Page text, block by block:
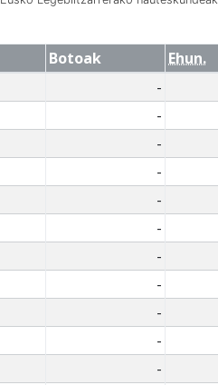
Botoak Ehun.
-
-
-
-
-
-
-
-
-
-
-